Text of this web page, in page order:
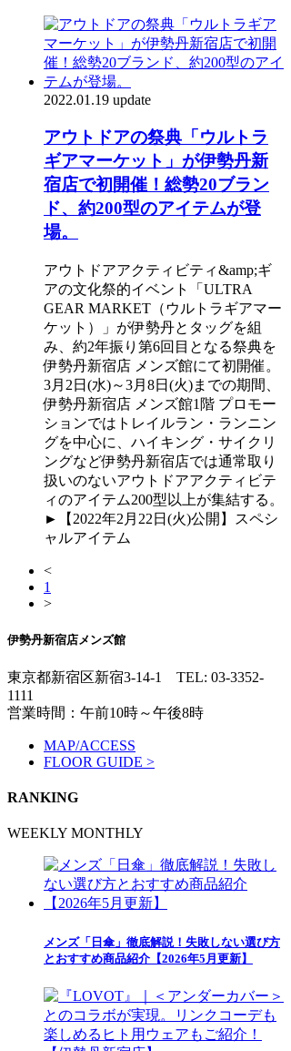
2022.01.19 update
アウトドアの祭典「ウルトラ
ギアマーケット」が伊勢丹新
宿店で初開催！総勢20ブラン
ド、約200型のアイテムが登
場。
アウトドアアクティビティ&amp;ギ
アの文化祭的イベント「ULTRA
GEAR MARKET（ウルトラギアマー
ケット）」が伊勢丹とタッグを組
み、約2年振り第6回目となる祭典を
伊勢丹新宿店 メンズ館にて初開催。
3月2日(水)～3月8日(火)までの期間、
伊勢丹新宿店 メンズ館1階 プロモー
ションではトレイルラン・ランニン
グを中心に、ハイキング・サイクリ
ングなど伊勢丹新宿店では通常取り
扱いのないアウトドアアクティビテ
ィのアイテム200型以上が集結する。
►【2022年2月22日(火)公開】スペシ
ャルアイテム
<
1
>
伊勢丹新宿店メンズ館
東京都新宿区新宿3-14-1 TEL: 03-3352-
1111
営業時間：午前10時～午後8時
MAP/ACCESS
FLOOR GUIDE >
RANKING
WEEKLY MONTHLY
メンズ「日傘」徹底解説！失敗しない選び方
とおすすめ商品紹介【2026年5月更新】